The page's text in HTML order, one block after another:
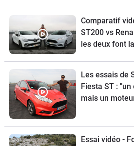
Comparatif
ST200 vs
les deux font
Les essais de
Fiesta ST :
mais un
Essai vidéo -